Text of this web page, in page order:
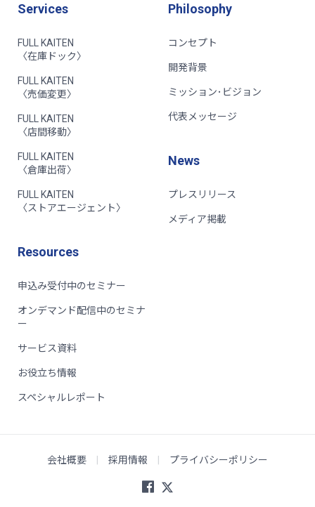
Services
FULL KAITEN
〈在庫ドック〉
FULL KAITEN
〈売価変更〉
FULL KAITEN
〈店間移動〉
FULL KAITEN
〈倉庫出荷〉
FULL KAITEN
〈ストアエージェント〉
Philosophy
コンセプト
開発背景
ミッション･ビジョン
代表メッセージ
News
プレスリリース
メディア掲載
Resources
申込み受付中のセミナー
オンデマンド配信中のセミナ
ー
サービス資料
お役立ち情報
スペシャルレポート
会社概要 | 採用情報 | プライバシーポリシー